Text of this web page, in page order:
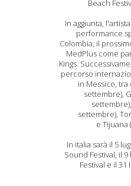
Beach
In aggiunta,
performance
Colombia, il
MedPlus come
Kings.
percorso
in Messico, tra
settembre),
settembre),
e Tijuana
In italia sarà il 5
Sound Festival, il
Festival e il 31